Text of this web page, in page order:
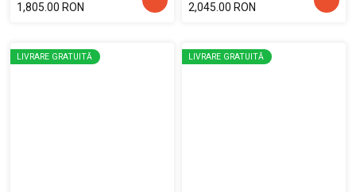
1,805.00 RON
2,045.00 RON
LIVRARE GRATUITĂ LIVRARE GRATUITĂ